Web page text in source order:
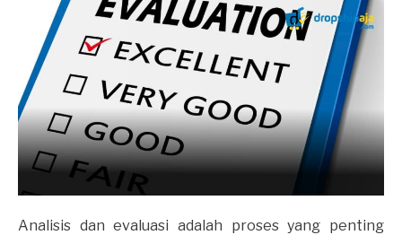
Analisis dan evaluasi adalah proses yang penting